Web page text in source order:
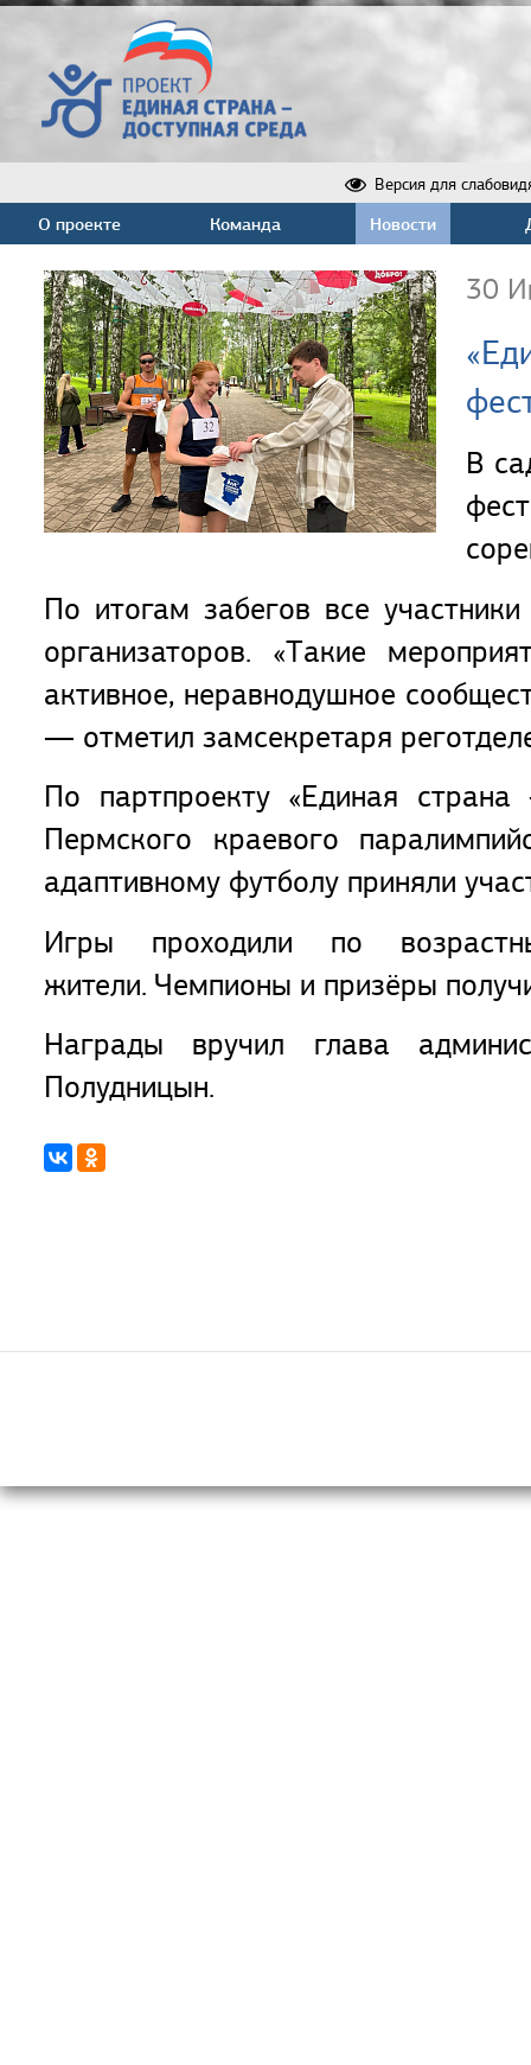
Версия для
О проекте Команда Новости
30
В
По итогам забегов все
организаторов. «Такие
активное, неравнодушное
— отметил замсекретаря
По партпроекту «Единая
Пермского краевого
адаптивному футболу приняли
Игры проходили по
жители. Чемпионы и призёры
Награды вручил глава
Полудницын.